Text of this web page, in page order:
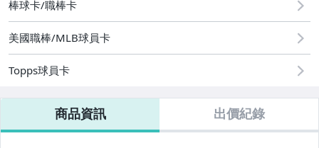
棒球卡/職棒卡
美國職棒/MLB球員卡
Topps球員卡
商品資訊 出價紀錄